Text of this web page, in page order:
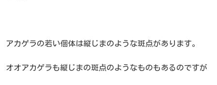
アカゲラの若い個体は縦じまのような斑点があります。
オオアカゲラも縦じまの斑点のようなものもあるのですが